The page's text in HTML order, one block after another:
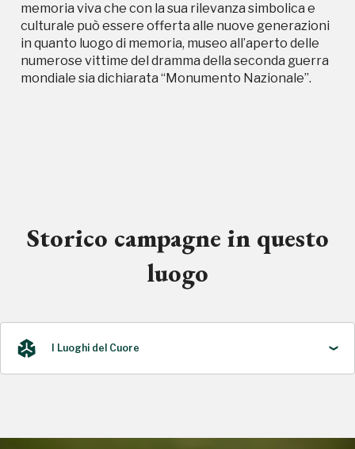
memoria viva che con la sua rilevanza simbolica e
culturale può essere offerta alle nuove generazioni
in quanto luogo di memoria, museo all’aperto delle
numerose vittime del dramma della seconda guerra
mondiale sia dichiarata “Monumento Nazionale”.
Storico campagne in questo
luogo
I Luoghi del Cuore